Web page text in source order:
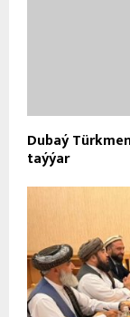
Dubaý
taýýar